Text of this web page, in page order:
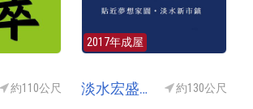
2017年成屋
約110公尺 淡水宏盛蒙德里安(宏盛新世界2/宏盛新世界二期) 約130公尺